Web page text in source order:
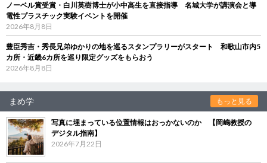
ノーベル賞受賞・白川英樹博士が小中高生を直接指導 名城大学が講演会と導
電性プラスチック実験イベントを開催
2026年8月8日
豊臣秀吉・秀長兄弟ゆかりの地を巡るスタンプラリーがスタート 和歌山市内5
カ所・近畿6カ所を巡り限定グッズをもらおう
2026年8月8日
まめ学 もっと見る
写真に埋まっている位置情報はおっかないのか 【岡嶋教授の
デジタル指南】
2026年7月22日